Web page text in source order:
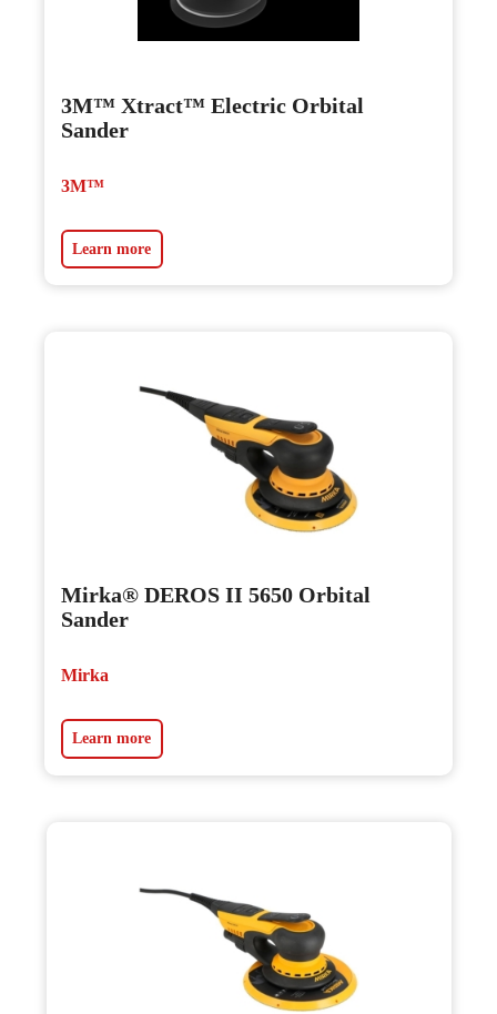
3M™ Xtract™ Electric Orbital
Sander
3M™
Learn more
Mirka® DEROS II 5650 Orbital
Sander
Mirka
Learn more